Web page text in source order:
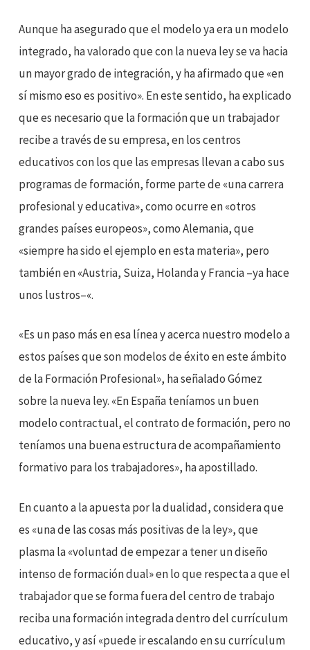
Aunque ha asegurado que el modelo ya era un modelo
integrado, ha valorado que con la nueva ley se va hacia
un mayor grado de integración, y ha afirmado que «en
sí mismo eso es positivo». En este sentido, ha explicado
que es necesario que la formación que un trabajador
recibe a través de su empresa, en los centros
educativos con los que las empresas llevan a cabo sus
programas de formación, forme parte de «una carrera
profesional y educativa», como ocurre en «otros
grandes países europeos», como Alemania, que
«siempre ha sido el ejemplo en esta materia», pero
también en «Austria, Suiza, Holanda y Francia –ya hace
unos lustros–«.
«Es un paso más en esa línea y acerca nuestro modelo a
estos países que son modelos de éxito en este ámbito
de la Formación Profesional», ha señalado Gómez
sobre la nueva ley. «En España teníamos un buen
modelo contractual, el contrato de formación, pero no
teníamos una buena estructura de acompañamiento
formativo para los trabajadores», ha apostillado.
En cuanto a la apuesta por la dualidad, considera que
es «una de las cosas más positivas de la ley», que
plasma la «voluntad de empezar a tener un diseño
intenso de formación dual» en lo que respecta a que el
trabajador que se forma fuera del centro de trabajo
reciba una formación integrada dentro del currículum
educativo, y así «puede ir escalando en su currículum